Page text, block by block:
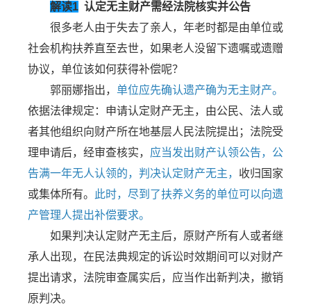
解读1 认定无主财产需经法院核实并公告
很多老人由于失去了亲人，年老时都是由单位或
社会机构扶养直至去世，如果老人没留下遗嘱或遗赠
协议，单位该如何获得补偿呢？
郭丽娜指出， 单位应先确认遗产确为无主财产。
依据法律规定：申请认定财产无主，由公民、法人或
者其他组织向财产所在地基层人民法院提出；法院受
理申请后，经审查核实， 应当发出财产认领公告，公
告满一年无人认领的，判决认定财产无主， 收归国家
或集体所有。
此时，尽到了扶养义务的单位可以向遗
产管理人提出补偿要求。
如果判决认定财产无主后，原财产所有人或者继
承人出现，在民法典规定的诉讼时效期间可以对财产
提出请求，法院审查属实后，应当作出新判决，撤销
原判决。